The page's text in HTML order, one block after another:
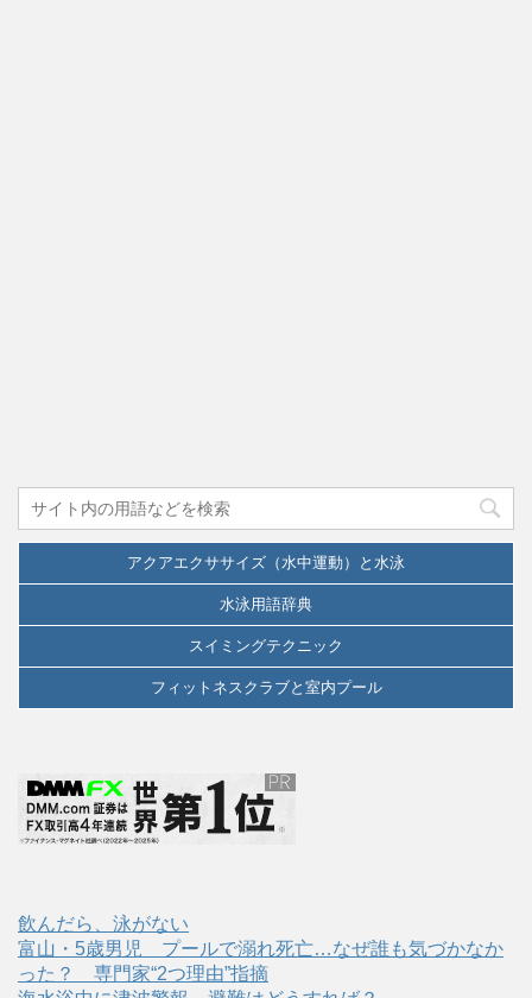
アクアエクササイズ（水中運動）と水泳
水泳用語辞典
スイミングテクニック
フィットネスクラブと室内プール
飲んだら、泳がない
富山・5歳男児 プールで溺れ死亡…なぜ誰も気づかなか
った？ 専門家“2つ理由”指摘